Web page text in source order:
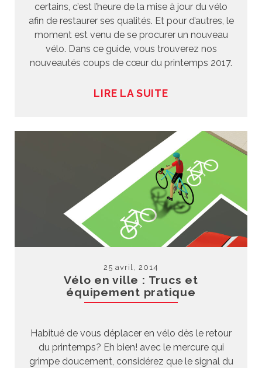
certains, c’est l’heure de la mise à jour du vélo
afin de restaurer ses qualités. Et pour d’autres, le
moment est venu de se procurer un nouveau
vélo. Dans ce guide, vous trouverez nos
nouveautés coups de cœur du printemps 2017.
LIRE LA SUITE
25 avril, 2014
Vélo en ville : Trucs et
équipement pratique
Habitué de vous déplacer en vélo dès le retour
du printemps? Eh bien! avec le mercure qui
grimpe doucement, considérez que le signal du